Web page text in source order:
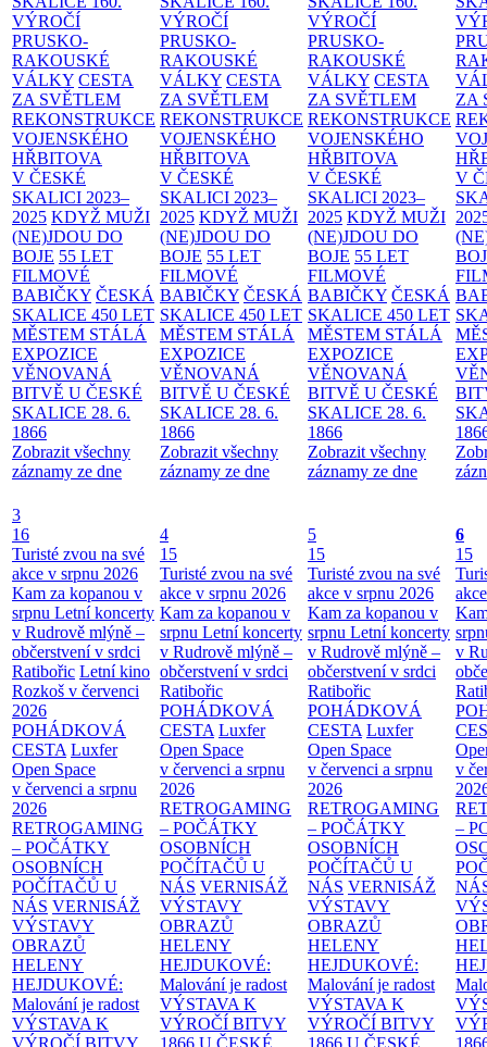
VÝROČÍ
PRUSKO-
RAKOUSKÉ
VÁLKY CESTA
ZA SVĚTLEM
REKONSTRUKCE
VOJENSKÉHO
HŘBITOVA
V ČESKÉ
SKALICI 2023–
2025 KDYŽ MUŽI
(NE)JDOU DO
BOJE 55 LET
FILMOVÉ
BABIČKY ČESKÁ
SKALICE 450 LET
MĚSTEM STÁLÁ
EXPOZICE
VĚNOVANÁ
BITVĚ U ČESKÉ
SKALICE 28. 6.
1866
Zobrazit všechny
záznamy ze dne
VÝROČÍ
PRUSKO-
RAKOUSKÉ
VÁLKY CESTA
ZA SVĚTLEM
REKONSTRUKCE
VOJENSKÉHO
HŘBITOVA
V ČESKÉ
SKALICI 2023–
2025 KDYŽ MUŽI
(NE)JDOU DO
BOJE 55 LET
FILMOVÉ
BABIČKY ČESKÁ
SKALICE 450 LET
MĚSTEM STÁLÁ
EXPOZICE
VĚNOVANÁ
BITVĚ U ČESKÉ
SKALICE 28. 6.
1866
Zobrazit všechny
záznamy ze dne
VÝROČÍ
PRUSKO-
RAKOUSKÉ
VÁLKY CESTA
ZA SVĚTLEM
REKONSTRUKCE
VOJENSKÉHO
HŘBITOVA
V ČESKÉ
SKALICI 2023–
2025 KDYŽ MUŽI
(NE)JDOU DO
BOJE 55 LET
FILMOVÉ
BABIČKY ČESKÁ
SKALICE 450 LET
MĚSTEM STÁLÁ
EXPOZICE
VĚNOVANÁ
BITVĚ U ČESKÉ
SKALICE 28. 6.
1866
Zobrazit všechny
záznamy ze dne
ZA
V
3
16
Turisté zvou na své
akce v srpnu 2026
Kam za kopanou v
srpnu Letní koncerty
v Rudrově mlýně –
občerstvení v srdci
Ratibořic Letní kino
Rozkoš v červenci
2026
POHÁDKOVÁ
CESTA Luxfer
Open Space
v červenci a srpnu
2026
RETROGAMING
– POČÁTKY
OSOBNÍCH
POČÍTAČŮ U
NÁS VERNISÁŽ
VÝSTAVY
OBRAZŮ
HELENY
HEJDUKOVÉ:
Malování je radost
VÝSTAVA K
4
15
Turisté zvou na své
akce v srpnu 2026
Kam za kopanou v
srpnu Letní koncerty
v Rudrově mlýně –
občerstvení v srdci
Ratibořic
POHÁDKOVÁ
CESTA Luxfer
Open Space
v červenci a srpnu
2026
RETROGAMING
– POČÁTKY
OSOBNÍCH
POČÍTAČŮ U
NÁS VERNISÁŽ
VÝSTAVY
OBRAZŮ
HELENY
HEJDUKOVÉ:
Malování je radost
VÝSTAVA K
VÝROČÍ BITVY
5
15
Turisté zvou na své
akce v srpnu 2026
Kam za kopanou v
srpnu Letní koncerty
v Rudrově mlýně –
občerstvení v srdci
Ratibořic
POHÁDKOVÁ
CESTA Luxfer
Open Space
v červenci a srpnu
2026
RETROGAMING
– POČÁTKY
OSOBNÍCH
POČÍTAČŮ U
NÁS VERNISÁŽ
VÝSTAVY
OBRAZŮ
HELENY
HEJDUKOVÉ:
Malování je radost
VÝSTAVA K
VÝROČÍ BITVY
6
15
v
v
–